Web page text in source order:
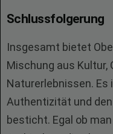
Schlussfolgerung
Insgesamt bietet
Mischung aus Kultur,
Naturerlebnissen. Es
Authentizität und
besticht. Egal ob